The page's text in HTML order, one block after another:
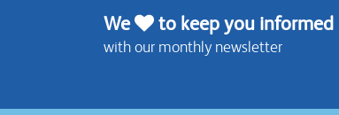
We to keep you informed
with our monthly newsletter